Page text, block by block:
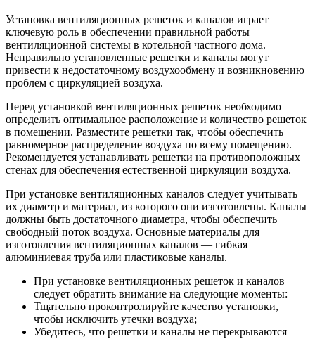
Установка вентиляционных решеток и каналов играет
ключевую роль в обеспечении правильной работы
вентиляционной системы в котельной частного дома.
Неправильно установленные решетки и каналы могут
привести к недостаточному воздухообмену и возникновению
проблем с циркуляцией воздуха.
Перед установкой вентиляционных решеток необходимо
определить оптимальное расположение и количество решеток
в помещении. Разместите решетки так, чтобы обеспечить
равномерное распределение воздуха по всему помещению.
Рекомендуется устанавливать решетки на противоположных
стенах для обеспечения естественной циркуляции воздуха.
При установке вентиляционных каналов следует учитывать
их диаметр и материал, из которого они изготовлены. Каналы
должны быть достаточного диаметра, чтобы обеспечить
свободный поток воздуха. Основные материалы для
изготовления вентиляционных каналов — гибкая
алюминиевая труба или пластиковые каналы.
При установке вентиляционных решеток и каналов
следует обратить внимание на следующие моменты:
Тщательно проконтролируйте качество установки,
чтобы исключить утечки воздуха;
Убедитесь, что решетки и каналы не перекрываются